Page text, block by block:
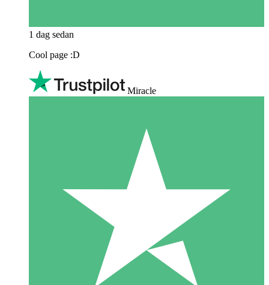
1 dag sedan
Cool page :D
Miracle